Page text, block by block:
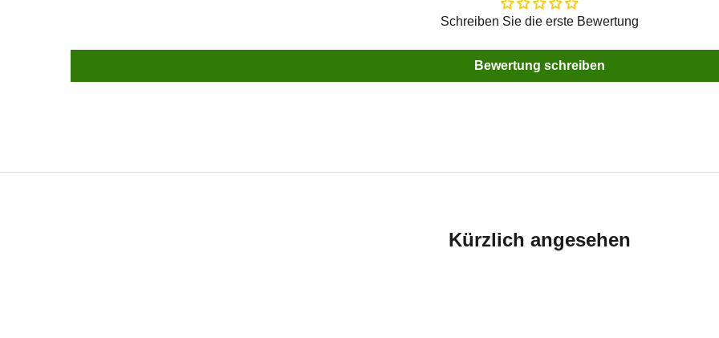
Schreiben Sie die erste Bewertung
Bewertung schreiben
Kürzlich angesehen